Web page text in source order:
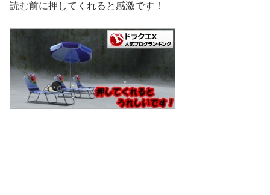
読む前に押してくれると感激です！